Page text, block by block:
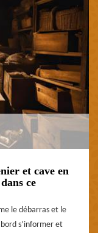
et cave en
ce
le débarras et le
s’informer et